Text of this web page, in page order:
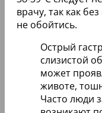
врачу, так как
не обойтись.
Острый
слизистой
может
животе,
Часто люди